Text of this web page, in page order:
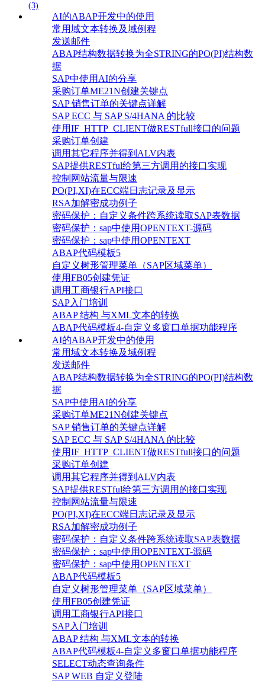
(3)
AI的ABAP开发中的使用
常用域文本转换及域例程
发送邮件
ABAP结构数据转换为全STRING的PO(PI)结构数
据
SAP中使用AI的分享
采购订单ME21N创建关键点
SAP 销售订单的关键点详解
SAP ECC 与 SAP S/4HANA 的比较
使用IF_HTTP_CLIENT做RESTfull接口的问题
采购订单创建
调用其它程序并得到ALV内表
SAP提供RESTful给第三方调用的接口实现
控制网站流量与限速
PO(PI,XI)在ECC端日志记录及显示
RSA加解密成功例子
密码保护：自定义条件跨系统读取SAP表数据
密码保护：sap中使用OPENTEXT-源码
密码保护：sap中使用OPENTEXT
ABAP代码模板5
自定义树形管理菜单（SAP区域菜单）
使用FB05创建凭证
调用工商银行API接口
SAP入门培训
ABAP 结构 与XML文本的转换
ABAP代码模板4-自定义多窗口单据功能程序
AI的ABAP开发中的使用
常用域文本转换及域例程
发送邮件
ABAP结构数据转换为全STRING的PO(PI)结构数
据
SAP中使用AI的分享
采购订单ME21N创建关键点
SAP 销售订单的关键点详解
SAP ECC 与 SAP S/4HANA 的比较
使用IF_HTTP_CLIENT做RESTfull接口的问题
采购订单创建
调用其它程序并得到ALV内表
SAP提供RESTful给第三方调用的接口实现
控制网站流量与限速
PO(PI,XI)在ECC端日志记录及显示
RSA加解密成功例子
密码保护：自定义条件跨系统读取SAP表数据
密码保护：sap中使用OPENTEXT-源码
密码保护：sap中使用OPENTEXT
ABAP代码模板5
自定义树形管理菜单（SAP区域菜单）
使用FB05创建凭证
调用工商银行API接口
SAP入门培训
ABAP 结构 与XML文本的转换
ABAP代码模板4-自定义多窗口单据功能程序
SELECT动态查询条件
SAP WEB 自定义登陆